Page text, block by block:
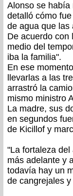
Alonso se había
detalló cómo
de agua que las
De acuerdo con
medio del
iba la familia".
En ese
llevarlas a las
arrastró la
mismo ministro
La madre, sus
en segundos
de Kicillof y
"La fortaleza
más adelante y
todavía hay un
de cangrejales